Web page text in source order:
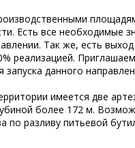
Есть все необходимые
Так же, есть
реализацией.
запуска данного
имеется две
более 172 м.
по разливу питьевой